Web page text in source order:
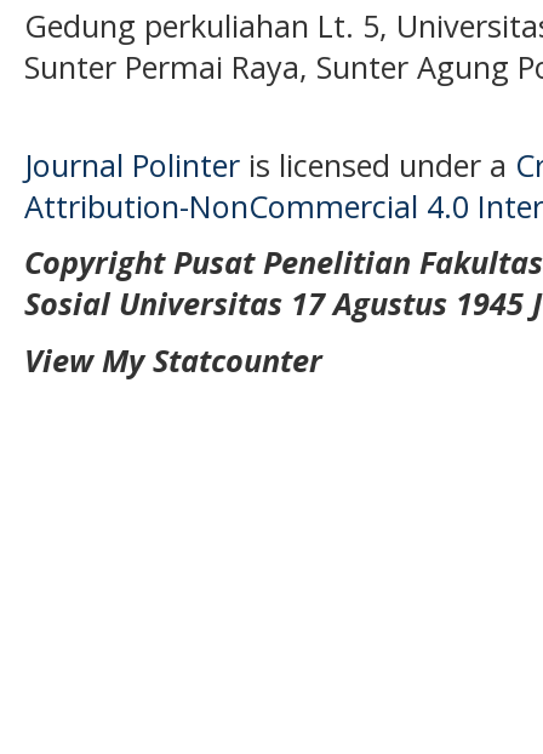
Gedung perkuliahan Lt. 5,
Sunter Permai Raya, Sunter Agung
Journal Polinter is licensed under a
Attribution-NonCommercial 4.0
Copyright Pusat Penelitian
Sosial Universitas 17 Agustus 1945
View My Statcounter